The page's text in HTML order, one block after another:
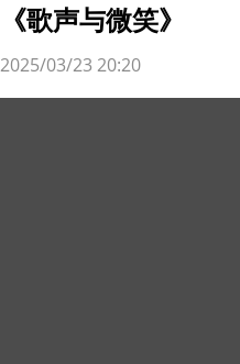
《歌声与微笑》
2025/03/23 20:20